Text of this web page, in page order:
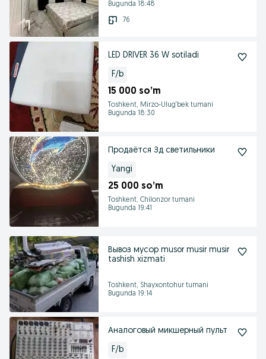
Bugunda 18:48
76
LED DRIVER 36 W sotiladi
F/b
15 000 so’m
Toshkent, Mirzo-Ulug‘bek tumani
Bugunda 18:30
Продаётся Зд светильники
Yangi
25 000 so’m
Toshkent, Chilonzor tumani
Bugunda 19:41
Вывоз мусор musor musir musir
tashish xizmati
Toshkent, Shayxontohur tumani
Bugunda 19:14
Аналоговый микшерный пульт
F/b